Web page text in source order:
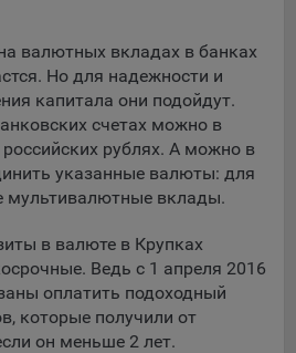
условия работы
например, для настройки
cookie собирают информацию о
сайте и его предпочтениях и
информацию о
городе и других местных
соответствующим образом
cookie, например
Analytics. Данные файлы cookie
том, как пользователь
Обществу вносить в них
валютных вкладах в банках
Но для надежности и
капитала они подойдут.
счетах можно в
рублях. А можно в
указанные валюты: для
мультивалютные вклады.
в валюте в Крупках
Ведь с 1 апреля 2016
оплатить подоходный
которые получили от
он меньше 2 лет.